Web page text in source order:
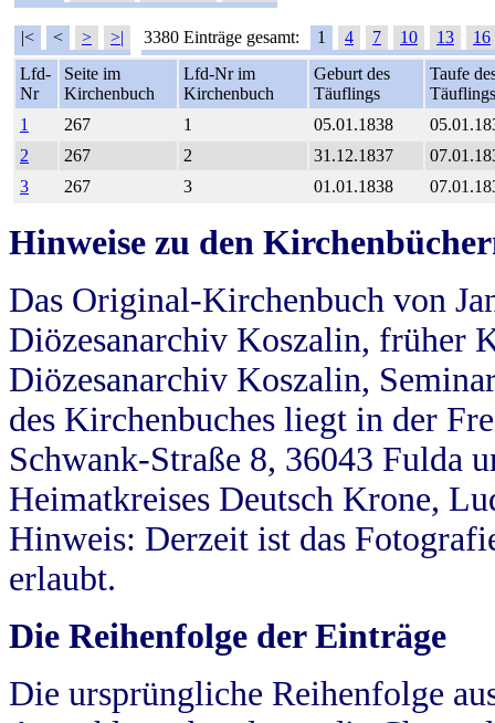
|< < > >| 3380 Einträge gesamt: 1 4 7 10 13
16
Lfd-
Nr
Seite im
Kirchenbuch
Lfd-Nr im
Kirchenbuch
Geburt des
Täuflings
Taufe
Täuflings
1
267 1 05.01.1838
2
267 2 31.12.1837
3
267 3 01.01.1838
Hinweise zu den
Das Original-Kirchenbuch von
Diözesanarchiv Koszalin, früher
Diözesanarchiv Koszalin,
des Kirchenbuches liegt in der
Schwank-Straße 8, 36043 Fulda
Heimatkreises Deutsch Krone,
Hinweis: Derzeit ist das
erlaubt.
Die Reihenfolge der Einträge
Die ursprüngliche Reihenfolge